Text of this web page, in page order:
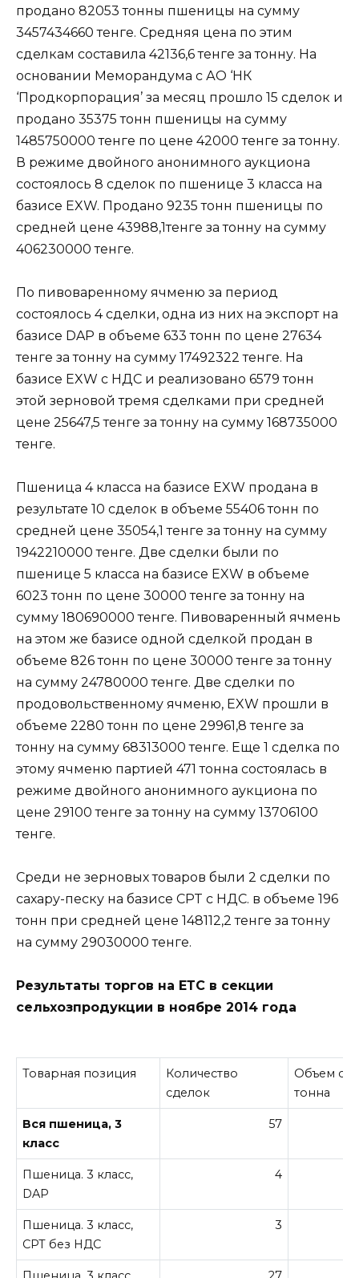
продано 82053 тонны пшеницы на сумму
3457434660 тенге. Средняя цена по этим
сделкам составила 42136,6 тенге за тонну. На
основании Меморандума с АО ‘НК
‘Продкорпорация’ за месяц прошло 15 сделок и
продано 35375 тонн пшеницы на сумму
1485750000 тенге по цене 42000 тенге за тонну.
В режиме двойного анонимного аукциона
состоялось 8 сделок по пшенице 3 класса на
базисе EXW. Продано 9235 тонн пшеницы по
средней цене 43988,1тенге за тонну на сумму
406230000 тенге.
По пивоваренному ячменю за период
состоялось 4 сделки, одна из них на экспорт на
базисе DAP в объеме 633 тонн по цене 27634
тенге за тонну на сумму 17492322 тенге. На
базисе EXW с НДС и реализовано 6579 тонн
этой зерновой тремя сделками при средней
цене 25647,5 тенге за тонну на сумму 168735000
тенге.
Пшеница 4 класса на базисе EXW продана в
результате 10 сделок в объеме 55406 тонн по
средней цене 35054,1 тенге за тонну на сумму
1942210000 тенге. Две сделки были по
пшенице 5 класса на базисе EXW в объеме
6023 тонн по цене 30000 тенге за тонну на
сумму 180690000 тенге. Пивоваренный ячмень
на этом же базисе одной сделкой продан в
объеме 826 тонн по цене 30000 тенге за тонну
на сумму 24780000 тенге. Две сделки по
продовольственному ячменю, EXW прошли в
объеме 2280 тонн по цене 29961,8 тенге за
тонну на сумму 68313000 тенге. Еще 1 сделка по
этому ячменю партией 471 тонна состоялась в
режиме двойного анонимного аукциона по
цене 29100 тенге за тонну на сумму 13706100
тенге.
Среди не зерновых товаров были 2 сделки по
сахару-песку на базисе CPT с НДС. в объеме 196
тонн при средней цене 148112,2 тенге за тонну
на сумму 29030000 тенге.
Результаты торгов на ЕТС в секции
сельхозпродукции в ноябре 2014 года
Товарная позиция
Количество
сделок
Объем
тонна
Вся пшеница, 3
класс
57
Пшеница. 3 класс,
DAP
4
Пшеница. 3 класс,
CPT без НДС
3